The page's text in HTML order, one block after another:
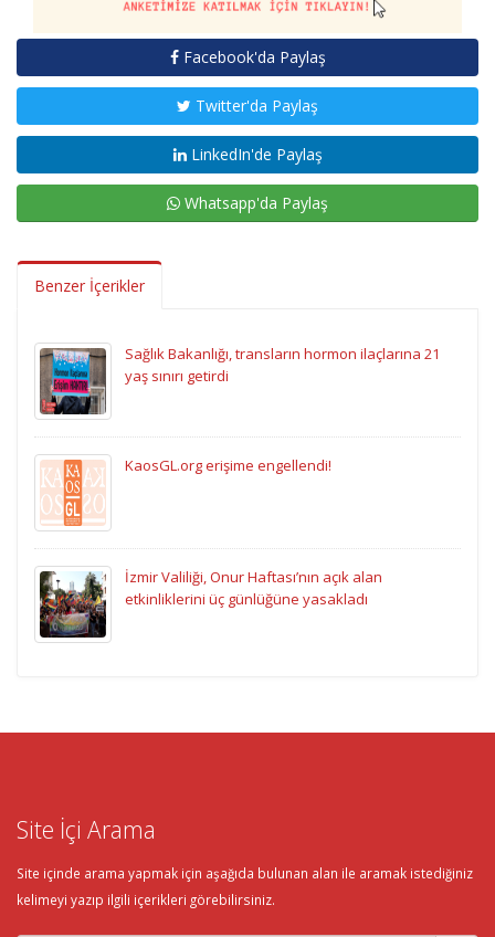
Facebook'da Paylaş
Twitter'da Paylaş
LinkedIn'de Paylaş
Whatsapp'da Paylaş
Benzer İçerikler
Sağlık Bakanlığı, transların hormon ilaçlarına 21
yaş sınırı getirdi
KaosGL.org erişime engellendi!
İzmir Valiliği, Onur Haftası’nın açık alan
etkinliklerini üç günlüğüne yasakladı
Site İçi Arama
Site içinde arama yapmak için aşağıda bulunan alan ile aramak istediğiniz
kelimeyi yazıp ilgili içerikleri görebilirsiniz.